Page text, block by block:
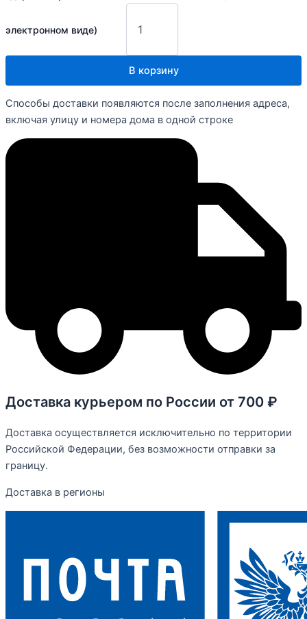
электронном виде)
В корзину
Способы доставки появляются после заполнения адреса,
включая улицу и номера дома в одной строке
Доставка курьером по России от 700 ₽
Доставка осуществляется исключительно по территории
Российской Федерации, без возможности отправки за
границу.
Доставка в регионы